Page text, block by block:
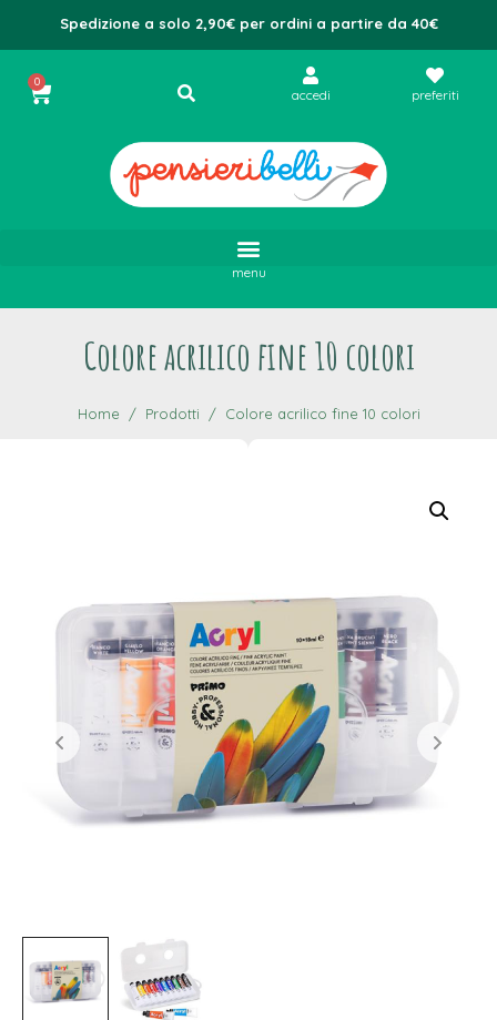
Spedizione a solo 2,90€ per ordini a partire da 40€
0
accedi preferiti
menu
Colore acrilico fine 10 colori
Home Prodotti Colore acrilico fine 10 colori